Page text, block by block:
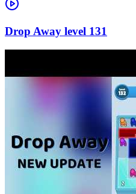
131